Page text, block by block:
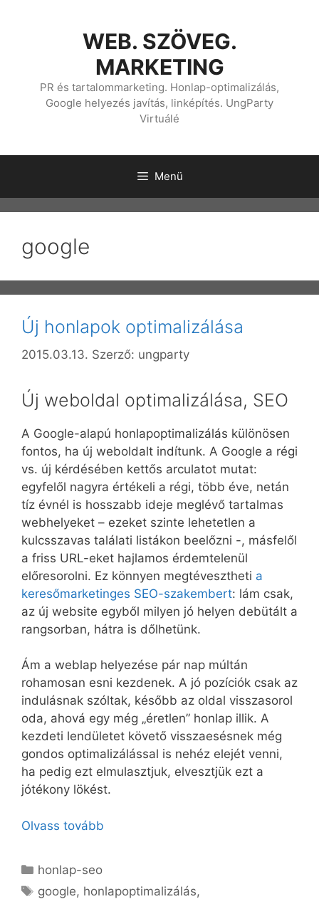
WEB. SZÖVEG.
MARKETING
PR és tartalommarketing. Honlap-optimalizálás,
Google helyezés javítás, linképítés. UngParty
Virtuálé
Menü
google
Új honlapok optimalizálása
2015.03.13. Szerző: ungparty
Új weboldal optimalizálása, SEO
A Google-alapú honlapoptimalizálás különösen
fontos, ha új weboldalt indítunk. A Google a régi
vs. új kérdésében kettős arculatot mutat:
egyfelől nagyra értékeli a régi, több éve, netán
tíz évnél is hosszabb ideje meglévő tartalmas
webhelyeket – ezeket szinte lehetetlen a
kulcsszavas találati listákon beelőzni -, másfelől
a friss URL-eket hajlamos érdemtelenül
előresorolni. Ez könnyen megtévesztheti a
keresőmarketinges SEO-szakembert: lám csak,
az új website egyből milyen jó helyen debütált a
rangsorban, hátra is dőlhetünk.
Ám a weblap helyezése pár nap múltán
rohamosan esni kezdenek. A jó pozíciók csak az
indulásnak szóltak, később az oldal visszasorol
oda, ahová egy még „éretlen” honlap illik. A
kezdeti lendületet követő visszaesésnek még
gondos optimalizálással is nehéz elejét venni,
ha pedig ezt elmulasztjuk, elvesztjük ezt a
jótékony lökést.
Olvass tovább
Kategória
honlap-seo
Címkék
google, honlapoptimalizálás,